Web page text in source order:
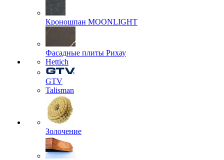
Кроношпан MOONLIGHT
Фасадные плиты Рихау
Hettich
GTV
Talisman
Золочение